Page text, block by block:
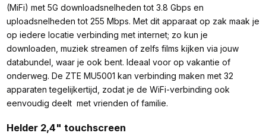
(MiFi) met 5G downloadsnelheden tot 3.8 Gbps en
uploadsnelheden tot 255 Mbps. Met dit apparaat op zak maak je
op iedere locatie verbinding met internet; zo kun je
downloaden, muziek streamen of zelfs films kijken via jouw
databundel, waar je ook bent. Ideaal voor op vakantie of
onderweg. De ZTE MU5001 kan verbinding maken met 32
apparaten tegelijkertijd, zodat je de WiFi-verbinding ook
eenvoudig deelt met vrienden of familie.
Helder 2,4" touchscreen